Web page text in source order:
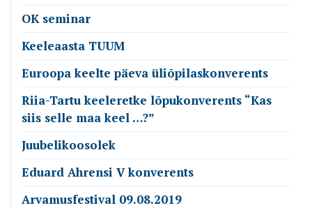
OK seminar
Keeleaasta TUUM
Euroopa keelte päeva üliõpilaskonverents
Riia-Tartu keeleretke lõpukonverents “Kas
siis selle maa keel …?”
Juubelikoosolek
Eduard Ahrensi V konverents
Arvamusfestival 09.08.2019